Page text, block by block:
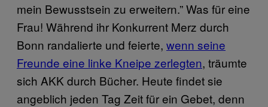
mein Bewusstsein zu erweitern.” Was für eine
Frau! Während ihr Konkurrent Merz durch
Bonn randalierte und feierte, wenn seine
Freunde eine linke Kneipe zerlegten, träumte
sich AKK durch Bücher. Heute findet sie
angeblich jeden Tag Zeit für ein Gebet, denn